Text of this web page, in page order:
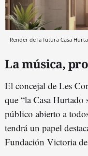
Render de la futura Casa
La música,
El concejal de Les
que “la Casa
público abierto a
tendrá un papel
Fundación Victoria